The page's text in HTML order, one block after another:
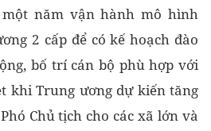
năm vận hành mô hình
2 cấp để có kế hoạch đào
bố trí cán bộ phù hợp với
khi Trung ương dự kiến tăng
Chủ tịch cho các xã lớn và